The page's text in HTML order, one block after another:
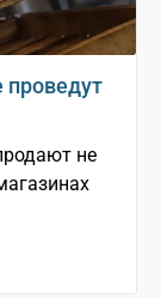
проведут
не